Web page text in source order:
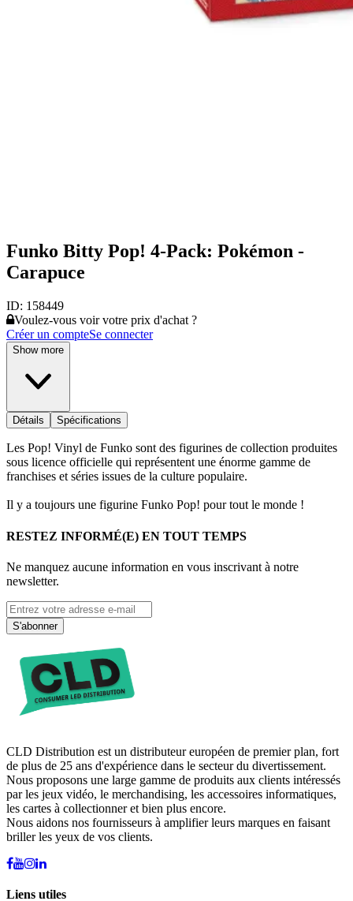
Funko Bitty Pop! 4-Pack: Pokémon -
Carapuce
ID: 158449
Voulez-vous voir votre prix d'achat ?
Créer un compteSe connecter
Show more
Détails Spécifications
Les Pop! Vinyl de Funko sont des figurines de collection produites
sous licence officielle qui représentent une énorme gamme de
franchises et séries issues de la culture populaire.
Il y a toujours une figurine Funko Pop! pour tout le monde !
RESTEZ INFORMÉ(E) EN TOUT TEMPS
Ne manquez aucune information en vous inscrivant à notre
newsletter.
S'abonner
CLD Distribution est un distributeur européen de premier plan, fort
de plus de 25 ans d'expérience dans le secteur du divertissement.
Nous proposons une large gamme de produits aux clients intéressés
par les jeux vidéo, le merchandising, les accessoires informatiques,
les cartes à collectionner et bien plus encore.
Nous aidons nos fournisseurs à amplifier leurs marques en faisant
briller les yeux de vos clients.
Liens utiles